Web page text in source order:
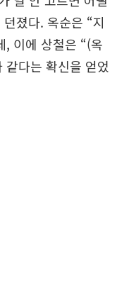
졌다. 옥순은 “지
, 이에 상철은 “(옥
다는 확신을 얻었